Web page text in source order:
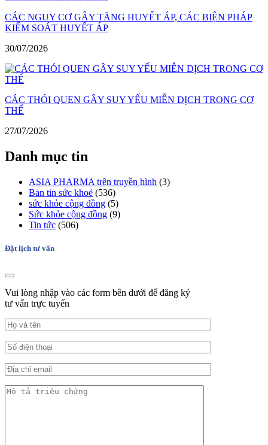
CÁC NGUY CƠ GÂY TĂNG HUYẾT ÁP, CÁC BIỆN PHÁP
KIỂM SOÁT HUYẾT ÁP
30/07/2026
CÁC THÓI QUEN GÂY SUY YẾU MIỄN DỊCH TRONG CƠ
THỂ
27/07/2026
Danh mục tin
ASIA PHARMA trên truyền hình (3)
Bản tin sức khoẻ (536)
sức khỏe cộng đồng (5)
Sức khỏe cộng đồng (9)
Tin tức (506)
Đặt lịch tư vấn
Vui lòng nhập vào các form bên dưới để đăng ký
tư vấn trực tuyến